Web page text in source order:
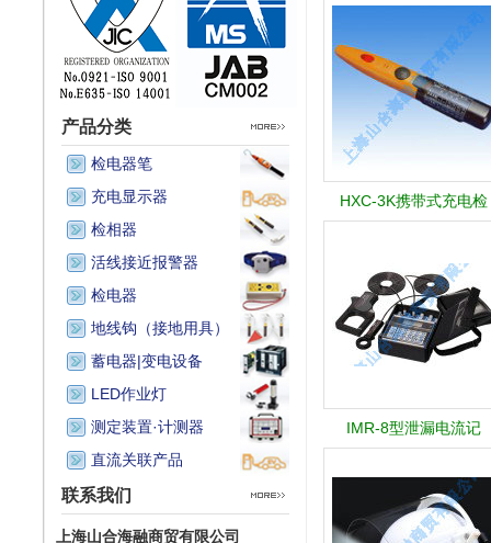
产品分类
检电器笔
充电显示器
检相器
活线接近报警器
检电器
地线钩（接地用具）
蓄电器|变电设备
LED作业灯
测定装置·计测器
直流关联产品
联系我们
上海山合海融商贸有限公司
HXC-3K携带式充电检
IMR-8型泄漏电流记